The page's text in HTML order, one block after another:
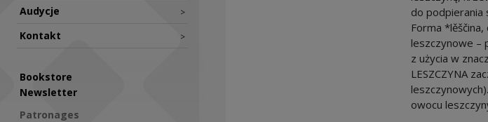
Audycje >
Kontakt >
Bookstore
Newsletter
Patronages
do podpierania
Forma
leszczynowe –
z użycia w
LESZCZYNA
owocu